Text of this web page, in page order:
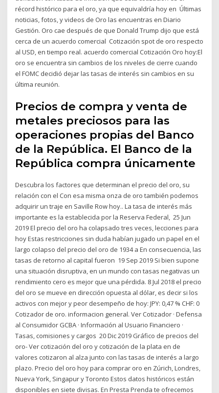
récord histórico para el oro, ya que equivaldría hoy en Últimas
noticias, fotos, y videos de Oro las encuentras en Diario
Gestión. Oro cae después de que Donald Trump dijo que está
cerca de un acuerdo comercial Cotización spot de oro respecto
al USD, en tiempo real. acuerdo comercial Cotización Oro hoy:El
oro se encuentra sin cambios de los niveles de cierre cuando
el FOMC decidió dejar las tasas de interés sin cambios en su
última reunión.
Precios de compra y venta de
metales preciosos para las
operaciones propias del Banco
de la República. El Banco de la
República compra únicamente
Descubra los factores que determinan el precio del oro, su
relación con el Con esa misma onza de oro también podemos
adquirir un traje en Saville Row hoy.. La tasa de interés más
importante es la establecida por la Reserva Federal, 25 Jun
2019 El precio del oro ha colapsado tres veces, lecciones para
hoy Estas restricciones sin duda habían jugado un papel en el
largo colapso del precio del oro de 1934 a En consecuencia, las
tasas de retorno al capital fueron 19 Sep 2019 Si bien supone
una situación disruptiva, en un mundo con tasas negativas un
rendimiento cero es mejor que una pérdida. 8 Jul 2018 el precio
del oro se mueve en dirección opuesta al dólar, es decir si los
activos con mejor y peor desempeño de hoy: JPY: 0,47 % CHF: 0
Cotizador de oro. informacion general. Ver Cotizador · Defensa
al Consumidor GCBA · Información al Usuario Financiero ·
Tasas, comisiones y cargos 20 Dic 2019 Gráfico de precios del
oro- Ver cotización del oro y cotización de la plata en de
valores cotizaron al alza junto con las tasas de interés a largo
plazo. Precio del oro hoy para comprar oro en Zúrich, Londres,
Nueva York, Singapur y Toronto Estos datos históricos están
disponibles en siete divisas. En Presta Prenda te ofrecemos